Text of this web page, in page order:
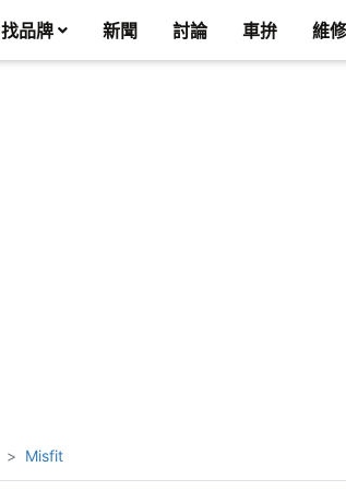
找品牌 新聞 討論 車拚 維
Misfit